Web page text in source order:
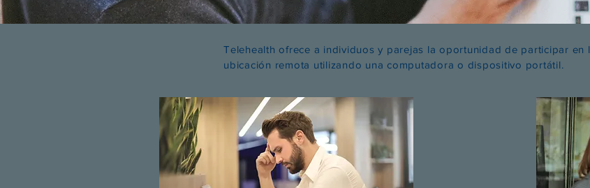
Telehealth ofrece a individuos y parejas la oportunidad de participar en
ubicación remota utilizando una computadora o dispositivo portátil.